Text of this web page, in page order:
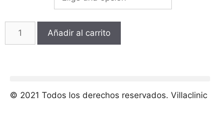
Añadir al carrito
© 2021 Todos los derechos reservados. Villaclinic